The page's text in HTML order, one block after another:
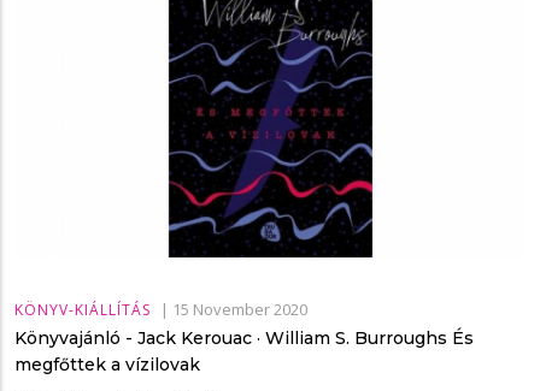
KÖNYV-KIÁLLÍTÁS | 15 November 2020
Könyvajánló - Jack Kerouac · William S. Burroughs És ​
megfőttek a vízilovak